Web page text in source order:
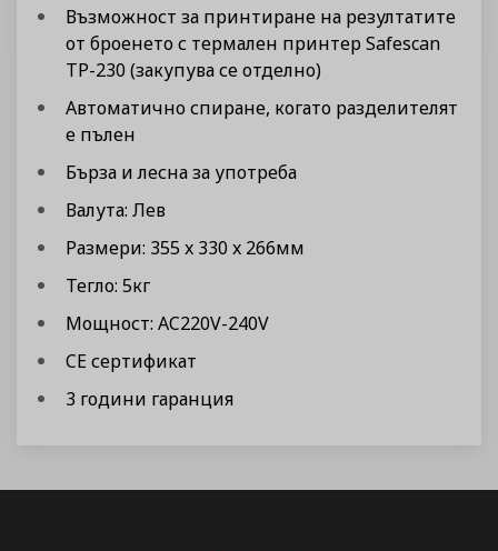
Възможност за принтиране на резултатите
от броенето с термален принтер Safescan
TP-230 (закупува се отделно)
Автоматично спиране, когато разделителят
е пълен
Бърза и лесна за употреба
Валута: Лев
Размери: 355 x 330 x 266мм
Тегло: 5кг
Мощност: AC220V-240V
CE сертификат
3 години гаранция